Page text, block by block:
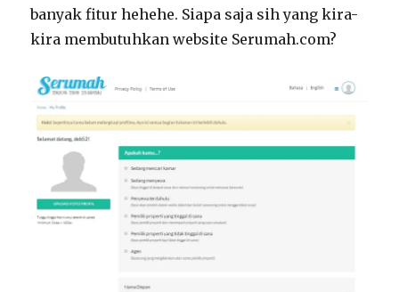
banyak fitur hehehe. Siapa saja sih yang kira-
kira membutuhkan website Serumah.com?